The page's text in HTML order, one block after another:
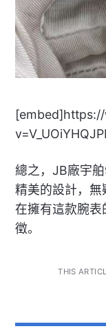
總之，JB廠宇
精美的設計，無
在擁有這款腕
徵。
THIS